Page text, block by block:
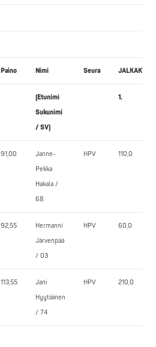
Paino Nimi Seura
(Etunimi
Sukunimi
/ SV)
1.
91,00
Janne-
Pekka
Hakala /
68
HPV 110,0
92,55
Hermanni
Järvenpää
/ 03
HPV 60,0
113,55
Jani
Hyytiäinen
/ 74
HPV 210,0